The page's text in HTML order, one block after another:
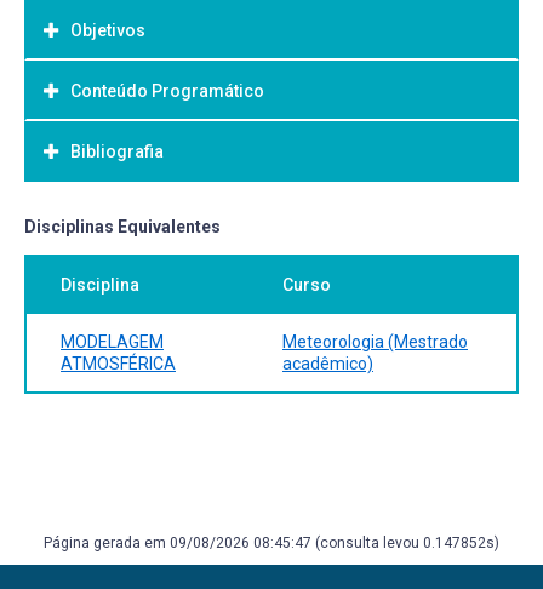
Objetivos
Objetivo Geral:
Conteúdo Programático
Bibliografia
Bibliografia Básica:
Disciplinas Equivalentes
Disciplina Curso
MODELAGEM
ATMOSFÉRICA
Meteorologia (Mestrado
acadêmico)
Página gerada em 09/08/2026 08:45:47 (consulta levou 0.147852s)